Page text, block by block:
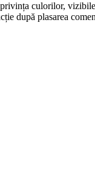
culorilor,
după plasarea